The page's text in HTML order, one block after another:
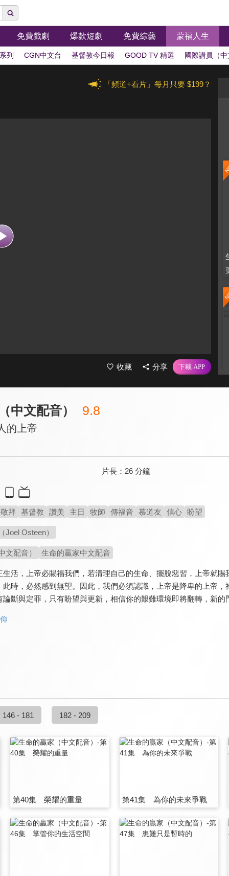
免費戲劇 爆款短劇 免費綜藝 蒙福人生
列 CGN中文台 基督教今日報 GOOD TV 精選 國際講員（
「頻道+看片」每月只要 $199？
收藏 分享
中文配音） 9.8
的上帝
片長： 26 分鐘
敬拜 基督教 讚美 主日 牧師 傳福音 慕道友 信心 盼望
Joel Osteen）
文配音） 生命的贏家中文配音
生活，上帝必賜福我們，若清理自己的生命、擺脫惡習，上帝就
此時，必然感到無望。因此，我們必須認識，上帝是降卑的上帝
論斷與定罪，只有盼望與更新，相信你的艱難環境即將翻轉，新的
146 - 181 182 - 209
第40集 榮耀的重量 第41集 為你的未來爭戰